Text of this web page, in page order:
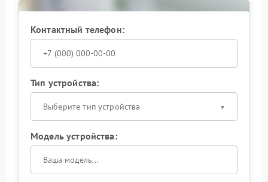
стандартов при выполнении работ.
Контактный телефон:
Тип устройства:
Выберите тип устройства
Модель устройства: